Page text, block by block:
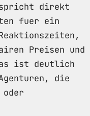
direkt
fuer ein
Preisen und
ist deutlich
die